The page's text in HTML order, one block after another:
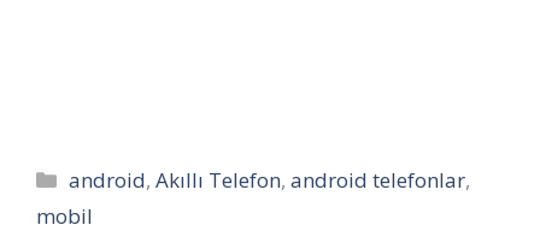
Kategoriler
android,Akıllı Telefon,android telefonlar,
mobil